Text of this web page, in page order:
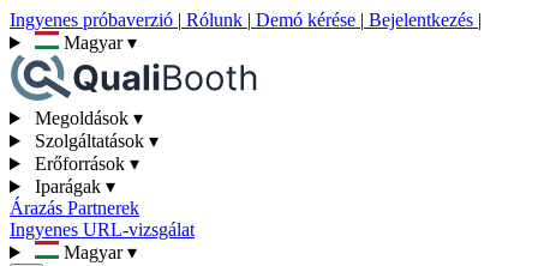
Ingyenes próbaverzió | Rólunk | Demó kérése | Bejelentkezés |
Magyar▾
Megoldások ▾
Szolgáltatások ▾
Erőforrások ▾
Iparágak ▾
Árazás Partnerek
Ingyenes URL-vizsgálat
Magyar▾